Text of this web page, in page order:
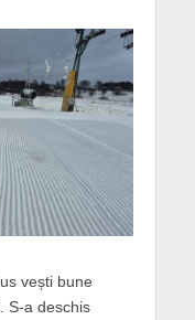
vești bune
S-a deschis